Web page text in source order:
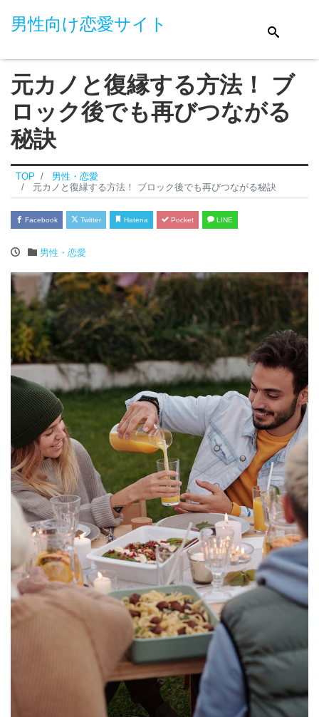
男性向け恋愛サイト
元カノと復縁する方法！ ブ
ロック後でも再びつながる
秘訣
TOP
男性・恋愛
元カノと復縁する方法！ ブロック後でも再びつながる秘訣
Facebook Twitter Hatena Pocket LINE
男性・恋愛